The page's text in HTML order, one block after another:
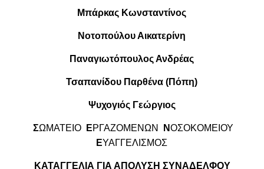
Μπάρκας Κωνσταντίνος
Νοτοπούλου Αικατερίνη
Παναγιωτόπουλος Ανδρέας
Τσαπανίδου Παρθένα (Πόπη)
Ψυχογιός Γεώργιος
ΣΩΜΑΤΕΙΟ ΕΡΓΑΖΟΜΕΝΩΝ ΝΟΣΟΚΟΜΕΙΟΥ
ΕΥΑΓΓΕΛΙΣΜΟΣ
ΚΑΤΑΓΓΕΛΙΑ ΓΙΑ ΑΠΟΛΥΣΗ ΣΥΝΑΔΕΛΦΟΥ